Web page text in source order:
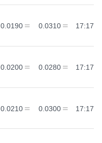
0.0190 0.0310 17:17
0.0200 0.0280 17:17
0.0210 0.0300 17:17